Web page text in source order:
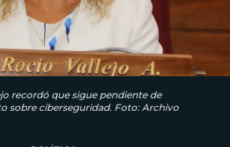
recordó que sigue pendiente de
sobre ciberseguridad. Foto: Archivo